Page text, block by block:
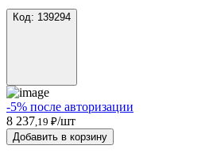
Код: 139294
-5% после авторизации
8 237 ,19 ₽/шт
Добавить в корзину